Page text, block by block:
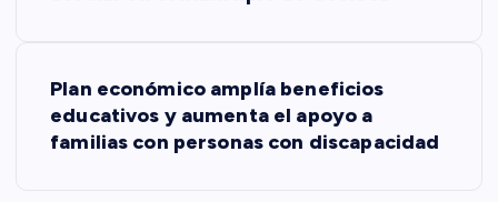
Plan económico amplía beneficios
educativos y aumenta el apoyo a
familias con personas con discapacidad